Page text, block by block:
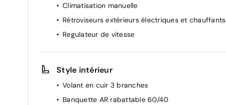
Climatisation manuelle
Rétroviseurs extérieurs électriques et chauffants
Regulateur de vitesse
Style intérieur
Volant en cuir 3 branches
Banquette AR rabattable 60/40